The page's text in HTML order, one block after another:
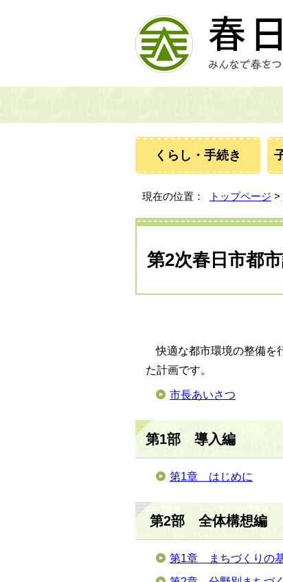
くらし・手続き
現在の位置： トップページ >
第2次春日市都
快適な都市環境の整備を
た計画です。
市長あいさつ
第1部 導入編
第1章 はじめに
第2部 全体構想編
第1章 まちづくりの